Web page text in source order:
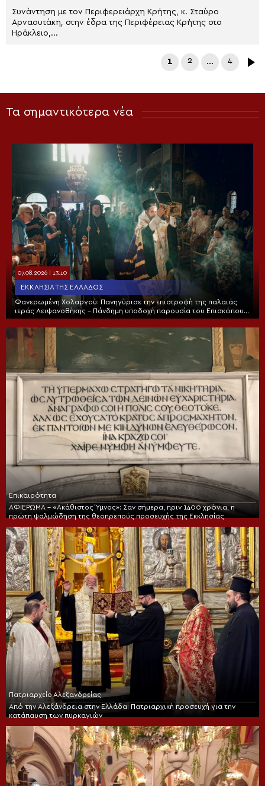
Συνάντηση με τον Περιφερειάρχη Κρήτης, κ. Σταύρο
Αρναουτάκη, στην έδρα της Περιφέρειας Κρήτης στο
Ηράκλειο,...
1 2 … 4
Τα σημαντικότερα νέα
07.08.2026 | 13:10
ΕΚΚΛΗΣΊΑ ΤΗΣ ΕΛΛΆΔΟΣ
Φανερωμένη Χολαργού: Πανηγύρισε την επιστροφή της παλαιάς
ιεράς Λειψανοθήκης – Πάνδημη υποδοχή παρουσία του Επισκόπου
Χριστουπόλεως
Επικαιρότητα
ΑΦΙΕΡΩΜΑ – «Ακάθιστος Ύμνος»: Σαν σήμερα, πριν 1400 χρόνια, η
πρώτη ψαλμώδηση της θεοπρεπούς προσευχής της Εκκλησίας
Πατριαρχείο Αλεξανδρείας
Από την Αλεξάνδρεια στην Ελλάδα: Πατριαρχική προσευχή για την
κατάπαυση των πυρκαγιών